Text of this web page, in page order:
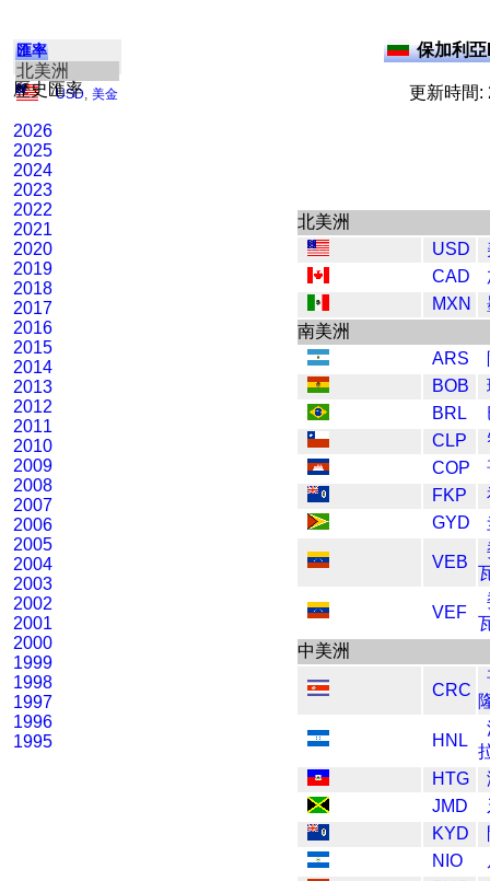
匯率
北美洲
USD 美金
歷史匯率
2026
2025
2024
2023
2022
2021
2020
2019
2018
2017
2016
2015
2014
2013
2012
2011
2010
2009
2008
2007
2006
2005
2004
2003
2002
2001
2000
1999
1998
1997
1996
1995
保加利
更新時間:
北美洲
USD
CAD
MXN
南美洲
ARS
BOB
BRL
CLP
COP
FKP
GYD
VEB
VEF
中美洲
CRC
HNL
HTG
JMD
KYD
NIO